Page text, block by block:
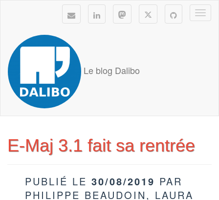
Le blog Dalibo
E-Maj 3.1 fait sa rentrée
PUBLIÉ LE 30/08/2019 PAR
PHILIPPE BEAUDOIN, LAURA